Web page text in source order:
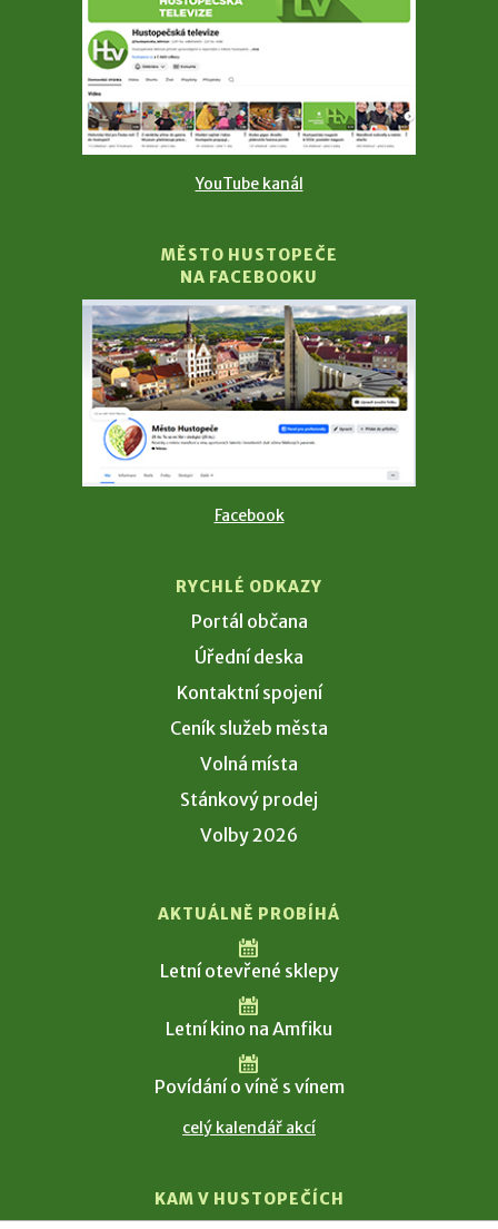
YouTube kanál
MĚSTO HUSTOPEČE
NA FACEBOOKU
Facebook
RYCHLÉ ODKAZY
Portál občana
Úřední deska
Kontaktní spojení
Ceník služeb města
Volná místa
Stánkový prodej
Volby 2026
AKTUÁLNĚ PROBÍHÁ
Letní otevřené sklepy
Letní kino na Amfiku
Povídání o víně s vínem
celý kalendář akcí
KAM V HUSTOPEČÍCH